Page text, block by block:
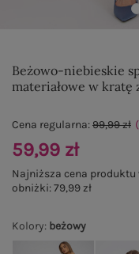
Beżowo-niebieskie
materiałowe w kratę
Kolory: beżowy
Cena regularna:99,99 zł
59,99 zł
Najniższa cena produktu
obniżki:79,99 zł